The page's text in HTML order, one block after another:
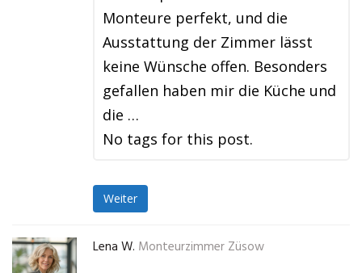
Monteure perfekt, und die
Ausstattung der Zimmer lässt
keine Wünsche offen. Besonders
gefallen haben mir die Küche und
die …
No tags for this post.
Weiter
Lena W. Monteurzimmer Züsow